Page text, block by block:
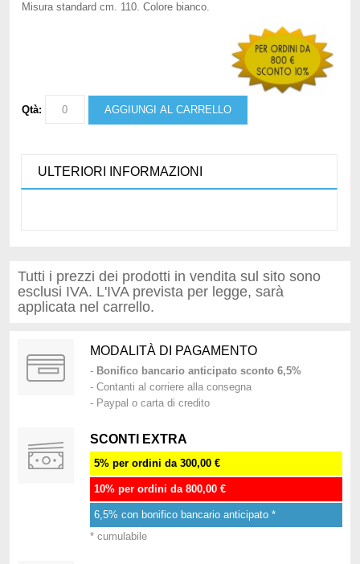
Misura standard cm. 110. Colore bianco.
Qtà: AGGIUNGI AL CARRELLO
ULTERIORI INFORMAZIONI
Tutti i prezzi dei prodotti in vendita sul sito sono
esclusi IVA. L'IVA prevista per legge, sarà
applicata nel carrello.
MODALITÀ DI PAGAMENTO
- Bonifico bancario anticipato sconto 6,5%
- Contanti al corriere alla consegna
- Paypal o carta di credito
SCONTI EXTRA
5% per ordini da 300,00 €
10% per ordini da 800,00 €
6,5% con bonifico bancario anticipato *
* cumulabile